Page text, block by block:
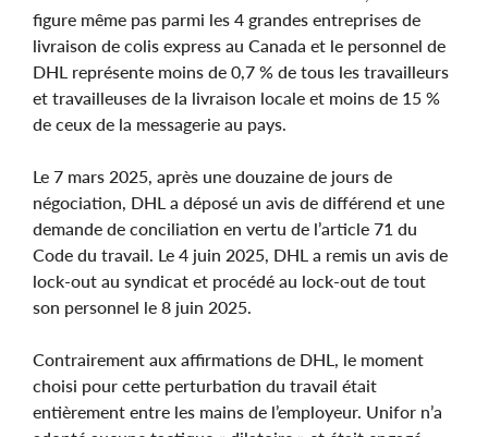
figure même pas parmi les 4 grandes entreprises de
livraison de colis express au Canada et le personnel de
DHL représente moins de 0,7 % de tous les travailleurs
et travailleuses de la livraison locale et moins de 15 %
de ceux de la messagerie au pays.
Le 7 mars 2025, après une douzaine de jours de
négociation, DHL a déposé un avis de différend et une
demande de conciliation en vertu de l’article 71 du
Code du travail. Le 4 juin 2025, DHL a remis un avis de
lock-out au syndicat et procédé au lock-out de tout
son personnel le 8 juin 2025.
Contrairement aux affirmations de DHL, le moment
choisi pour cette perturbation du travail était
entièrement entre les mains de l’employeur. Unifor n’a